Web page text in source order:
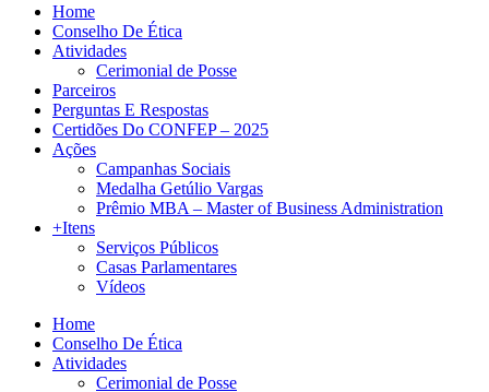
Home
Conselho De Ética
Atividades
Cerimonial de Posse
Parceiros
Perguntas E Respostas
Certidões Do CONFEP – 2025
Ações
Campanhas Sociais
Medalha Getúlio Vargas
Prêmio MBA – Master of Business Administration
+Itens
Serviços Públicos
Casas Parlamentares
Vídeos
Home
Conselho De Ética
Atividades
Cerimonial de Posse